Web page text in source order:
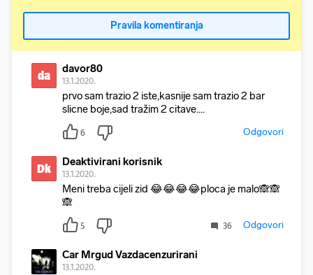
Pravila komentiranja
da davor80
13.1.2020.
prvo sam trazio 2 iste,kasnije sam trazio 2 bar
slicne boje,sad tražim 2 citave....
6 Odgovori
Dk Deaktivirani korisnik
13.1.2020.
Meni treba cijeli zid 😂😂😂😂ploca je malo🙈🙈
🙈
5 36 Odgovori
Car Mrgud Vazdacenzurirani
13.1.2020.